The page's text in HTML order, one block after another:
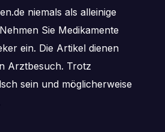
niemals als alleinige
Sie Medikamente
ein. Die Artikel dienen
Arztbesuch. Trotz
sein und möglicherweise